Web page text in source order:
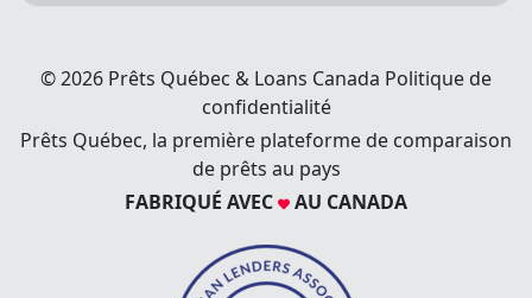
© 2026 Prêts Québec & Loans Canada Politique de
confidentialité
Prêts Québec, la première plateforme de comparaison
de prêts au pays
FABRIQUÉ AVEC
AU CANADA